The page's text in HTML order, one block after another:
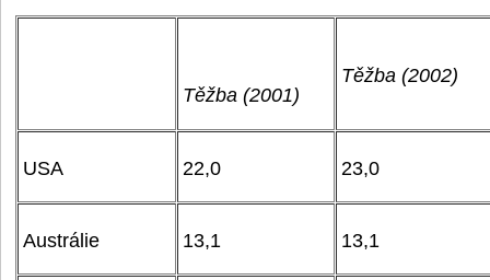
Těžba (2001)
Těžba (2002)
USA 22,0 23,0
Austrálie 13,1 13,1